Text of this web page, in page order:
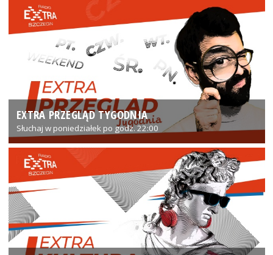
EXTRA PRZEGLĄD TYGODNIA
Słuchaj w poniedziałek po godz. 22:00